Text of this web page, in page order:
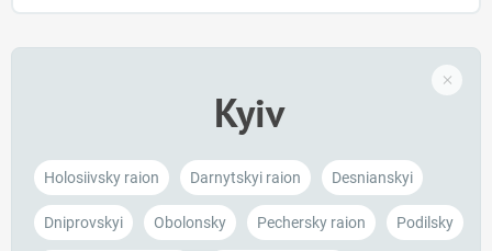
Kyiv
Holosiivsky raion Darnytskyi raion Desnianskyi
Dniprovskyi Obolonsky Pechersky raion Podilsky